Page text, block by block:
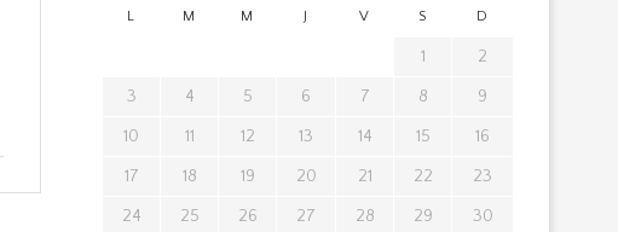
L M M J V S D
1 2
3 4 5 6 7 8 9
10 11 12 13 14 15 16
17 18 19 20 21 22 23
24 25 26 27 28 29 30